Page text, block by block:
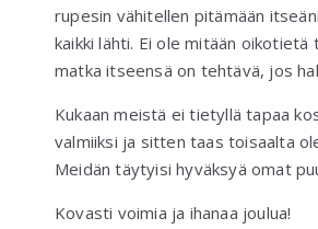
rupesin vähitellen pitämään
kaikki lähti. Ei ole mitään oikotietä
matka itseensä on tehtävä, jos
Kukaan meistä ei tietyllä tapaa
valmiiksi ja sitten taas toisaalta
Meidän täytyisi hyväksyä omat
Kovasti voimia ja ihanaa joulua!